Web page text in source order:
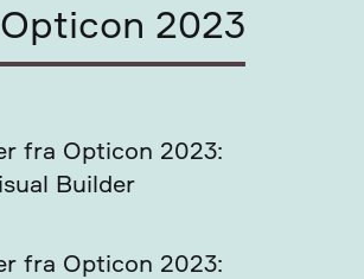
2023
fra Opticon 2023:
Builder
fra Opticon 2023: